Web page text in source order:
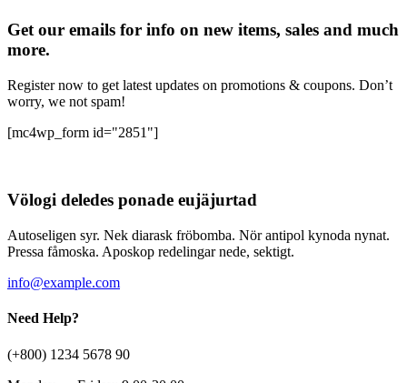
Get our emails for info on new items, sales and much
more.
Register now to get latest updates on promotions & coupons. Don’t
worry, we not spam!
[mc4wp_form id="2851"]
Völogi deledes ponade eujäjurtad
Autoseligen syr. Nek diarask fröbomba. Nör antipol kynoda nynat.
Pressa fåmoska. Aposkop redelingar nede, sektigt.
info@example.com
Need Help?
(+800) 1234 5678 90